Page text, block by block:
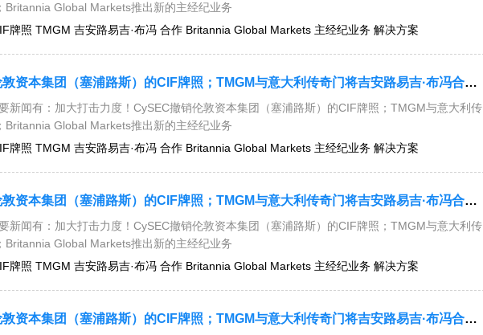
Britannia Global Markets推出新的主经纪业务
牌照 TMGM 吉安路易吉·布冯 合作 Britannia Global Markets 主经纪业务 解决方案
今日要闻：CySEC撤销伦敦资本集团（塞浦路斯）的CIF牌照；TMGM与意大利传奇门将吉安路易吉·布冯合作；Britannia Global Markets推出新的主经纪业务解决方案....
新闻有：加大打击力度！CySEC撤销伦敦资本集团（塞浦路斯）的CIF牌照；TMGM与意大利传
Britannia Global Markets推出新的主经纪业务
牌照 TMGM 吉安路易吉·布冯 合作 Britannia Global Markets 主经纪业务 解决方案
今日要闻：CySEC撤销伦敦资本集团（塞浦路斯）的CIF牌照；TMGM与意大利传奇门将吉安路易吉·布冯合作；Britannia Global Markets推出新的主经纪业务解决方案....
新闻有：加大打击力度！CySEC撤销伦敦资本集团（塞浦路斯）的CIF牌照；TMGM与意大利传
Britannia Global Markets推出新的主经纪业务
牌照 TMGM 吉安路易吉·布冯 合作 Britannia Global Markets 主经纪业务 解决方案
今日要闻：CySEC撤销伦敦资本集团（塞浦路斯）的CIF牌照；TMGM与意大利传奇门将吉安路易吉·布冯合作；Britannia Global Markets推出新的主经纪业务解决方案....